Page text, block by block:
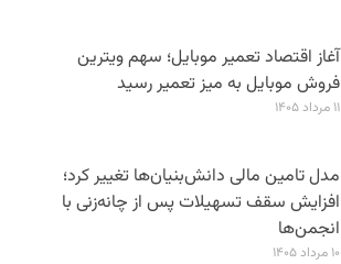
آغاز اقتصاد تعمیر موبایل؛ سهم ویترین
فروش موبایل به میز تعمیر رسید
۱۱ مرداد ۱۴۰۵
مدل تامین مالی دانش‌بنیان‌ها تغییر کرد؛
افزایش سقف تسهیلات پس از چانه‌زنی با
انجمن‌ها
۱۰ مرداد ۱۴۰۵